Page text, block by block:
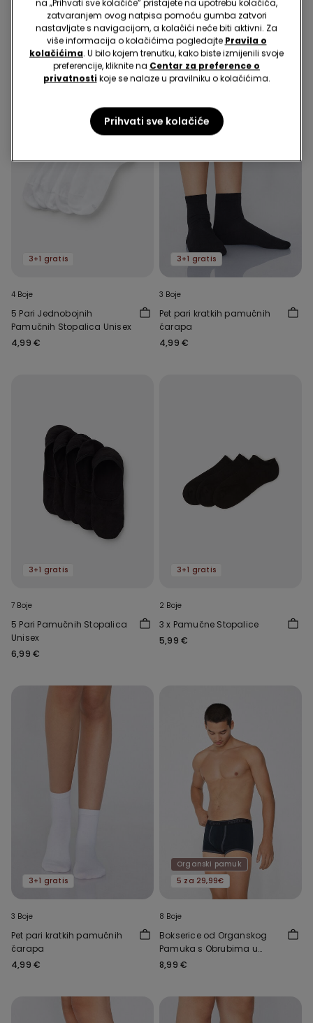
Naša preporuka
3+1 gratis
4 Boje
5 Pari Jednobojnih
Pamučnih Stopalica Unisex
4,99 €
3+1 gratis
3 Boje
Pet pari kratkih pamučnih
čarapa
4,99 €
3+1 gratis
7 Boje
5 Pari Pamučnih Stopalica
Unisex
6,99 €
3+1 gratis
2 Boje
3 x Pamučne Stopalice
5,99 €
3+1 gratis
3 Boje
Pet pari kratkih pamučnih
čarapa
4,99 €
Organski pamuk
5 za 29,99€
8 Boje
Bokserice od Organskog
Pamuka s Obrubima u
Kombiniranoj Boji i
8,99 €
na „Prihvati sve kolačiće” pristajete na upotrebu kolačića,
zatvaranjem ovog natpisa pomoću gumba zatvori
nastavljate s navigacijom, a kolačići neće biti aktivni. Za
više informacija o kolačićima pogledajte Pravila o
kolačićima. U bilo kojem trenutku, kako biste izmijenili svoje
preferencije, kliknite na Centar za preference o
privatnosti koje se nalaze u pravilniku o kolačićima.
Prihvati sve kolačiće